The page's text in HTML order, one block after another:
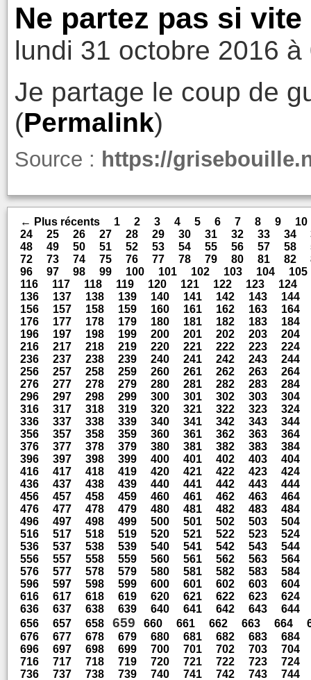
Ne partez pas si
lundi 31 octobre 2016 à
Je partage le coup de
(Permalink)
Source : https://
← Plus récents 1 2 3 4 5 6 7 8 9
10
24
25 26 27 28 29 30 31 32 33 34
48
49 50 51 52 53 54 55 56 57 58
72
73 74 75 76 77 78 79 80 81 82
96
97 98 99 100 101 102 103 104
105
116
117 118 119 120 121 122 123 124
136
137 138 139 140 141 142 143
144
156
157 158 159 160 161 162 163
164
176
177 178 179 180 181 182 183
184
196
197 198 199 200 201 202 203
204
216
217 218 219 220 221 222 223
224
236
237 238 239 240 241 242 243
244
256
257 258 259 260 261 262 263
264
276
277 278 279 280 281 282 283
284
296
297 298 299 300 301 302 303
304
316
317 318 319 320 321 322 323
324
336
337 338 339 340 341 342 343
344
356
357 358 359 360 361 362 363
364
376
377 378 379 380 381 382 383
384
396
397 398 399 400 401 402 403
404
416
417 418 419 420 421 422 423
424
436
437 438 439 440 441 442 443
444
456
457 458 459 460 461 462 463
464
476
477 478 479 480 481 482 483
484
496
497 498 499 500 501 502 503
504
516
517 518 519 520 521 522 523
524
536
537 538 539 540 541 542 543
544
556
557 558 559 560 561 562 563
564
576
577 578 579 580 581 582 583
584
596
597 598 599 600 601 602 603
604
616
617 618 619 620 621 622 623
624
636
637 638 639 640 641 642 643
644
656
657 658 659 660 661 662 663 664
676
677 678 679 680 681 682 683
684
696
697 698 699 700 701 702 703
704
716
717 718 719 720 721 722 723
724
736
737 738 739 740 741 742 743
744